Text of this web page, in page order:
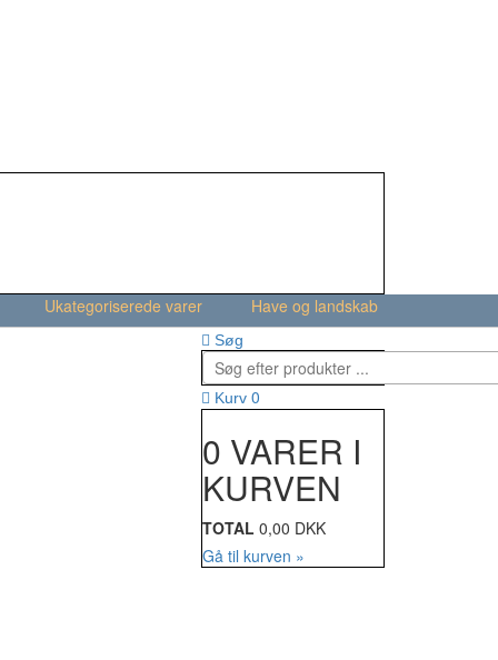
Ukategoriserede varer Have og landskab
Søg
Kurv 0
0 VARER I
KURVEN
TOTAL 0,00 DKK
Gå til kurven »